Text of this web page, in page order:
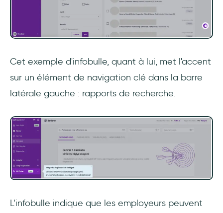
Cet exemple d'infobulle, quant à lui, met l'accent
sur un élément de navigation clé dans la barre
latérale gauche : rapports de recherche.
L'infobulle indique que les employeurs peuvent